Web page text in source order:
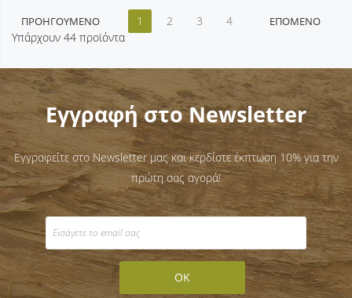
Υπάρχουν 44 προϊόντα
ΠΡΟΗΓΟΎΜΕΝΟ 1 2 3 4 ΕΠΌΜΕΝΟ
Εγγραφή στο Newsletter
Εγγραφείτε στο Newsletter μας και κερδίστε έκπτωση 10% για την
πρώτη σας αγορά!